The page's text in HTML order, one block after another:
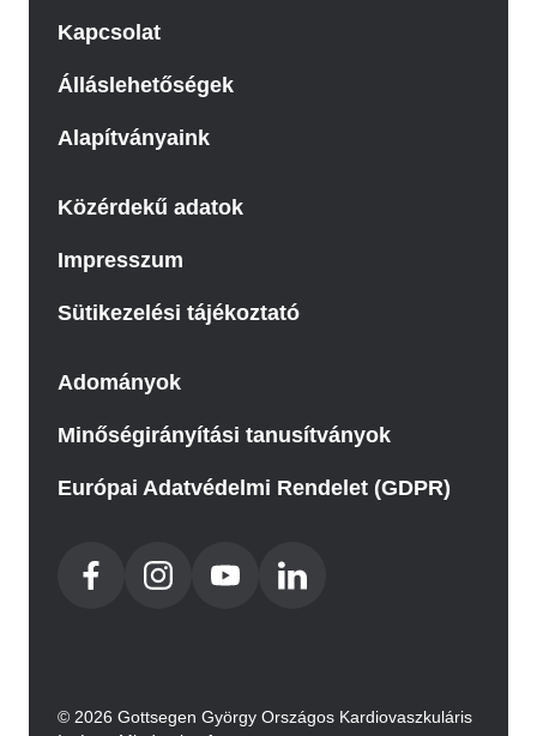
Kapcsolat
Álláslehetőségek
Alapítványaink
Közérdekű adatok
Impresszum
Sütikezelési tájékoztató
Adományok
Minőségirányítási tanusítványok
Európai Adatvédelmi Rendelet (GDPR)
© 2026 Gottsegen György Országos Kardiovaszkuláris